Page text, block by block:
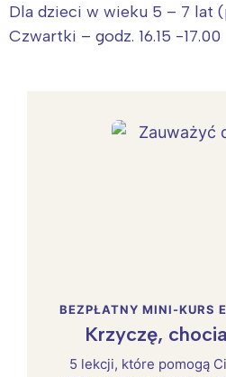
Dla dzieci w wieku 5 – 7 lat
Czwartki – godz. 16.15 -17.00
BEZPŁATNY MINI-KURS
Krzyczę,
5 lekcji, które pomogą